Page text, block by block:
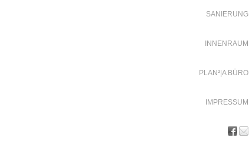
SANIERUNG
INNENRAUM
PLAN²|A BÜRO
IMPRESSUM